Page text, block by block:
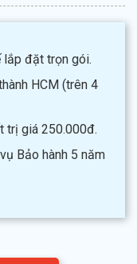
lắp đặt trọn gói.
HCM (trên 4
trị giá 250.000đ.
Bảo hành 5 năm